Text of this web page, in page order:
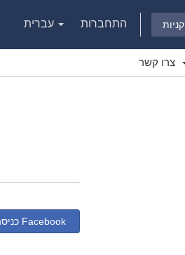
התחברות
כניסה באמצעות Facebook